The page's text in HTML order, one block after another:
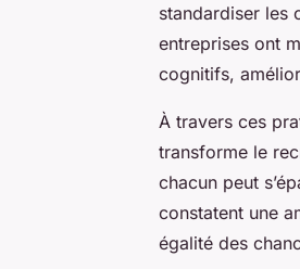
standardiser les
entreprises ont
cognitifs,
À travers ces
transforme le
chacun peut
constatent une
égalité des